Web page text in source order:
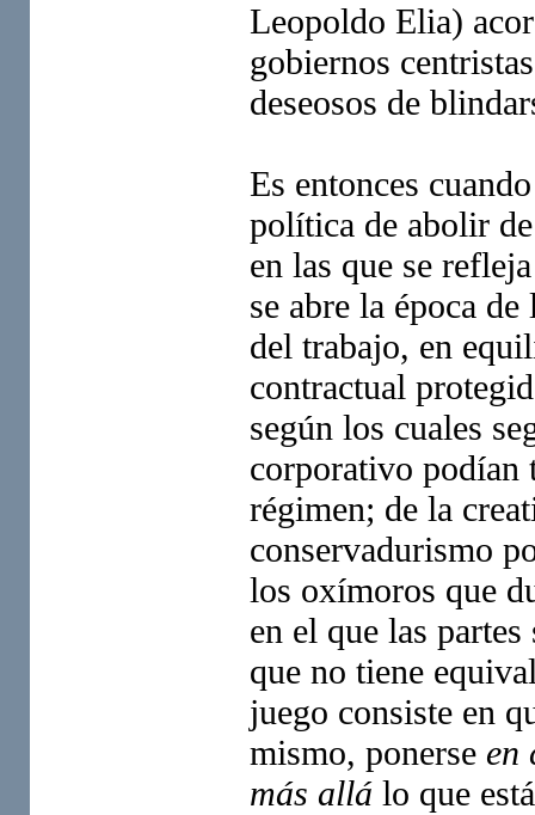
Leopoldo Elia)
gobiernos
deseosos de
Es entonces
política de abolir
en las que se
se abre la época
del trabajo, en
contractual
según los cuales
corporativo podían
régimen; de la
conservadurismo
los oxímoros que
en el que las
que no tiene
juego consiste en
mismo, ponerse en
más allá lo que